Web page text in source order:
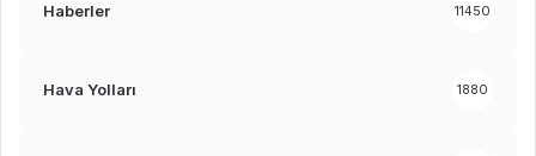
Haberler 11450
Hava Yolları 1880